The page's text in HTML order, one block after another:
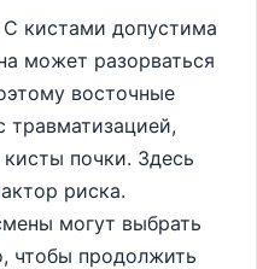
кистами допустима
может разорваться
восточные
травматизацией,
почки. Здесь
риска.
могут выбрать
чтобы продолжить